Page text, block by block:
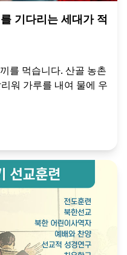
기다리는 세대가 적
를 먹습니다. 산골 농촌
워 가루를 내여 물에 우